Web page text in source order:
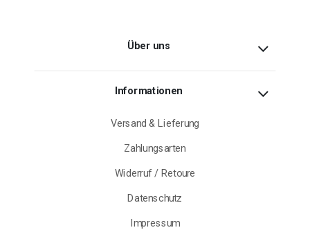
Über uns
Informationen
Versand & Lieferung
Zahlungsarten
Widerruf / Retoure
Datenschutz
Impressum